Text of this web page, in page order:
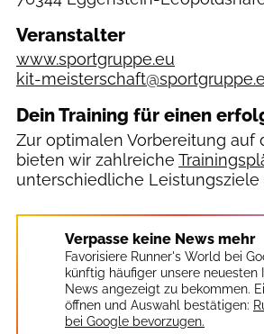
Veranstalter
www.sportgruppe.eu
kit-
Dein Training für einen
Zur optimalen Vorbereitung auf
bieten wir zahlreiche
unterschiedliche Leistungsziele
Verpasse keine News mehr
Favorisiere Runner's World bei
künftig häufiger unsere neuesten
News angezeigt zu bekommen.
öffnen und Auswahl bestätigen:
bei Google bevorzugen.